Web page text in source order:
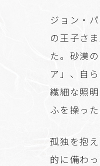
ジョン・
の王子さ
た。砂漠
ア」、自
繊細な照
ふを操った
孤独を抱
的に備わ